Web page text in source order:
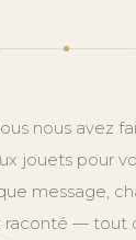
nous avez
jouets pour
message,
raconté — tout